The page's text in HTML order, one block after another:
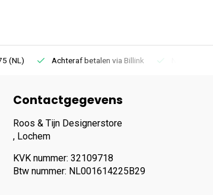
(NL) Achteraf betalen via Billink
Contactgegevens
Roos & Tijn Designerstore
, Lochem
KVK nummer: 32109718
Btw nummer: NL001614225B29